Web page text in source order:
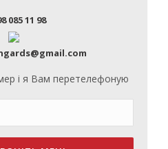
085 11 98
і я Вам перетелефоную